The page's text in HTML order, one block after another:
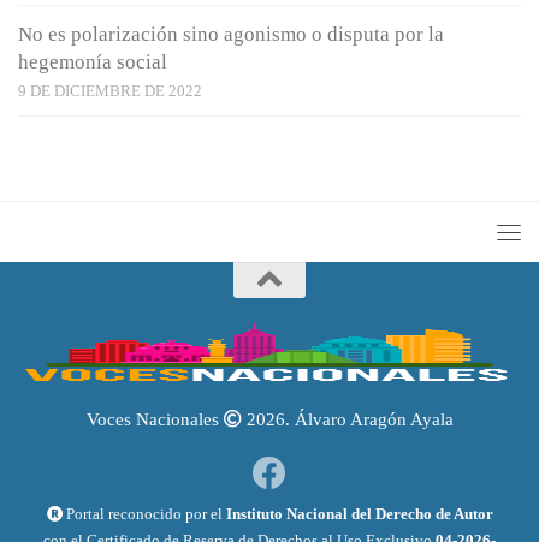
No es polarización sino agonismo o disputa por la
hegemonía social
9 DE DICIEMBRE DE 2022
Voces Nacionales 2026. Álvaro Aragón Ayala
Portal reconocido por el Instituto Nacional del Derecho de Autor